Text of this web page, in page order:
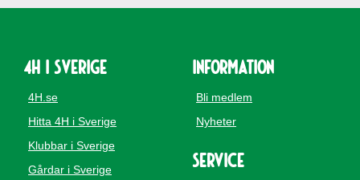
4H i Sverige
4H.se
Hitta 4H i Sverige
Klubbar i Sverige
Gårdar i Sverige
Information
Bli medlem
Nyheter
Service